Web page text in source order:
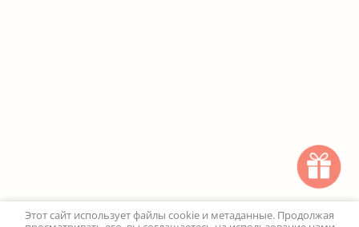
Этот сайт использует файлы cookie и метаданные. Продолжая